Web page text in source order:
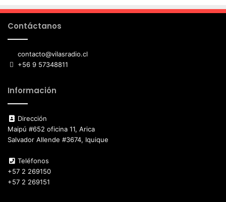
Contáctanos
contacto@vilasradio.cl
+56 9 57348811
Información
Dirección
Maipú #652 oficina 11, Arica
Salvador Allende #3674, Iquique
Teléfonos
+57 2 269150
+57 2 269151